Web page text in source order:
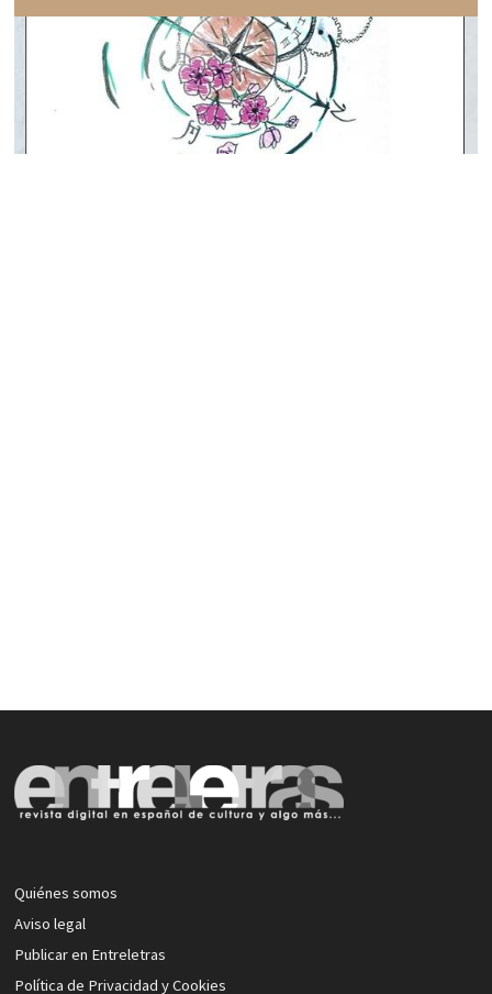
Quiénes somos
Aviso legal
Publicar en Entreletras
Política de Privacidad y Cookies